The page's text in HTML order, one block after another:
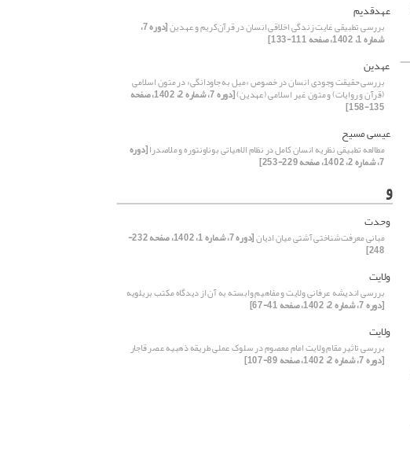
عهدقدیم
بررسی تطبیقی غایت ‌زندگی اخلاقی انسان در قرآن‌کریم و عهدین [دوره 7،
شماره 1، 1402، صفحه 111-133]
عهدین
بررسی حقیقت وجودی انسان در خصوص «میل به جاودانگی» در متون اسلامی
(قرآن و روایات) و متون غیر اسلامی (عهدین) [دوره 7، شماره 2، 1402، صفحه
135-158]
عیسی مسیح
مطالعه تطبیقی نظریه انسان کامل در نظام الاهیاتی بوناونتوره و ملاصدرا[دوره
7، شماره 2، 1402، صفحه 229-253]
و
وحدت
مبانی معرفت‌شناختی آشتی میان ادیان [دوره 7، شماره 1، 1402، صفحه 232-
248]
ولایت
بررسی اندیشه عرفانی ولایت و مفاهیم وابسته به آن از دیدگاه مکتب بریلویه
[دوره 7، شماره 2، 1402، صفحه 41-67]
ولایت
بررسی تاثیر مقام ولایت امام معصوم در سلوک عملی طریقه ذهبیه عصر قاجار
[دوره 7، شماره 2، 1402، صفحه 89-107]